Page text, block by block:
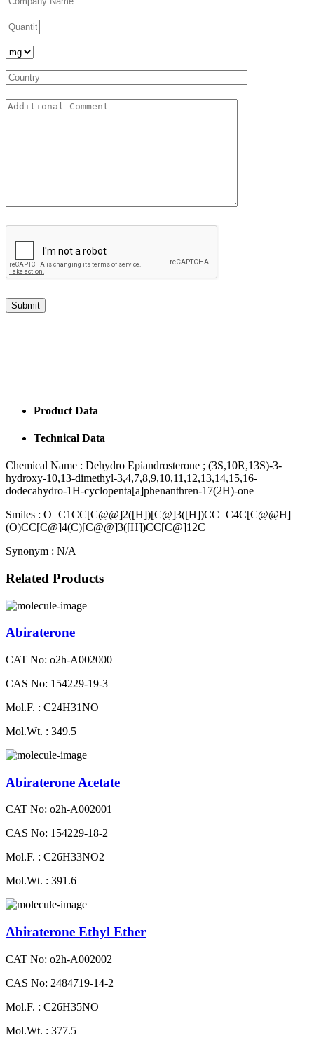
Product Data
Technical Data
Chemical Name : Dehydro Epiandrosterone ; (3S,10R,13S)-3-
hydroxy-10,13-dimethyl-3,4,7,8,9,10,11,12,13,14,15,16-
dodecahydro-1H-cyclopenta[a]phenanthren-17(2H)-one
Smiles : O=C1CC[C@@]2([H])[C@]3([H])CC=C4C[C@@H]
(O)CC[C@]4(C)[C@@]3([H])CC[C@]12C
Synonym : N/A
Related Products
Abiraterone
CAT No: o2h-A002000
CAS No: 154229-19-3
Mol.F. : C24H31NO
Mol.Wt. : 349.5
Abiraterone Acetate
CAT No: o2h-A002001
CAS No: 154229-18-2
Mol.F. : C26H33NO2
Mol.Wt. : 391.6
Abiraterone Ethyl Ether
CAT No: o2h-A002002
CAS No: 2484719-14-2
Mol.F. : C26H35NO
Mol.Wt. : 377.5